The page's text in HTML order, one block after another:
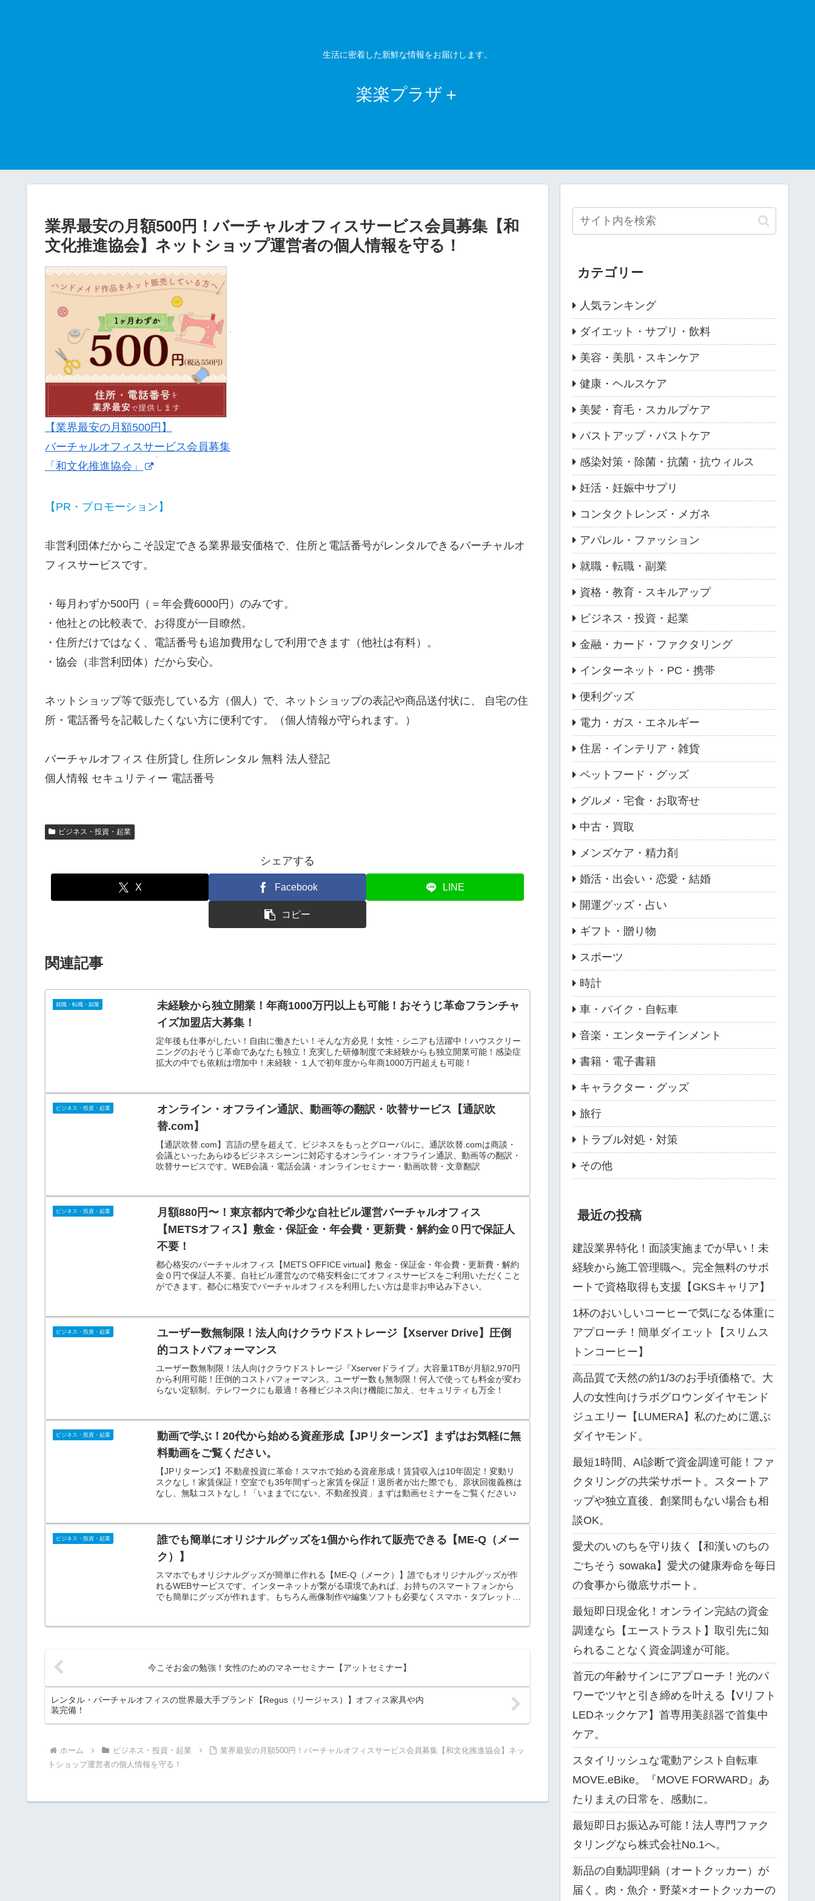
生活に密着した新鮮な情報をお届けします。
楽楽プラザ＋
業界最安の月額500円！バーチャルオフィスサービス会員募集【和
文化推進協会】ネットショップ運営者の個人情報を守る！
【業界最安の月額500円】
バーチャルオフィスサービス会員募集
「和文化推進協会」
【PR・プロモーション】
非営利団体だからこそ設定できる業界最安価格で、住所と電話番号がレンタルできるバーチャルオ
フィスサービスです。
・毎月わずか500円（＝年会費6000円）のみです。
・他社との比較表で、お得度が一目瞭然。
・住所だけではなく、電話番号も追加費用なしで利用できます（他社は有料）。
・協会（非営利団体）だから安心。
ネットショップ等で販売している方（個人）で、ネットショップの表記や商品送付状に、 自宅の住
所・電話番号を記載したくない方に便利です。（個人情報が守られます。）
バーチャルオフィス 住所貸し 住所レンタル 無料 法人登記
個人情報 セキュリティー 電話番号
ビジネス・投資・起業
シェアする
X Facebook LINE
コピー
関連記事
就職・転職・副業
未経験から独立開業！年商1000万円以上も可能！おそうじ革命フランチャ
イズ加盟店大募集！
定年後も仕事がしたい！自由に働きたい！そんな方必見！女性・シニアも活躍中！ハウスクリー
ニングのおそうじ革命であなたも独立！充実した研修制度で未経験からも独立開業可能！感染症
拡大の中でも依頼は増加中！未経験・１人で初年度から年商1000万円超えも可能！
ビジネス・投資・起業
オンライン・オフライン通訳、動画等の翻訳・吹替サービス【通訳吹
替.com】
【通訳吹替.com】言語の壁を超えて、ビジネスをもっとグローバルに。通訳吹替.comは商談・
会議といったあらゆるビジネスシーンに対応するオンライン・オフライン通訳、動画等の翻訳・
吹替サービスです。WEB会議・電話会議・オンラインセミナー・動画吹替・文章翻訳
ビジネス・投資・起業
月額880円〜！東京都内で希少な自社ビル運営バーチャルオフィス
【METSオフィス】敷金・保証金・年会費・更新費・解約金０円で保証人
不要！
都心格安のバーチャルオフィス【METS OFFICE virtual】敷金・保証金・年会費・更新費・解約
金０円で保証人不要。自社ビル運営なので格安料金にてオフィスサービスをご利用いただくこと
ができます。都心に格安でバーチャルオフィスを利用したい方は是非お申込み下さい。
ビジネス・投資・起業
ユーザー数無制限！法人向けクラウドストレージ【Xserver Drive】圧倒
的コストパフォーマンス
ユーザー数無制限！法人向けクラウドストレージ『Xserverドライブ』大容量1TBが月額2,970円
から利用可能！圧倒的コストパフォーマンス。ユーザー数も無制限！何人で使っても料金が変わ
らない定額制。テレワークにも最適！各種ビジネス向け機能に加え、セキュリティも万全！
ビジネス・投資・起業
動画で学ぶ！20代から始める資産形成【JPリターンズ】まずはお気軽に無
料動画をご覧ください。
【JPリターンズ】不動産投資に革命！スマホで始める資産形成！賃貸収入は10年固定！変動リ
スクなし！家賃保証！空室でも35年間ずっと家賃を保証！退所者が出た際でも、原状回復義務は
なし、無駄コストなし！「いままでにない、不動産投資」まずは動画セミナーをご覧ください♪
ビジネス・投資・起業
誰でも簡単にオリジナルグッズを1個から作れて販売できる【ME-Q（メー
ク）】
スマホでもオリジナルグッズが簡単に作れる【ME-Q（メーク）】誰でもオリジナルグッズが作
れるWEBサービスです。インターネットが繋がる環境であれば、お持ちのスマートフォンから
でも簡単にグッズが作れます。もちろん画像制作や編集ソフトも必要なくスマホ・タブレット・
今こそお金の勉強！女性のためのマネーセミナー【アットセミナー】
レンタル・バーチャルオフィスの世界最大手ブランド【Regus（リージャス）】オフィス家具や内
装完備！
ホーム ビジネス・投資・起業
業界最安の月額500円！バーチャルオフィスサービス会員募集【和文化推進協会】ネッ
トショップ運営者の個人情報を守る！
カテゴリー
人気ランキング
ダイエット・サプリ・飲料
美容・美肌・スキンケア
健康・ヘルスケア
美髪・育毛・スカルプケア
バストアップ・バストケア
感染対策・除菌・抗菌・抗ウィルス
妊活・妊娠中サプリ
コンタクトレンズ・メガネ
アパレル・ファッション
就職・転職・副業
資格・教育・スキルアップ
ビジネス・投資・起業
金融・カード・ファクタリング
インターネット・PC・携帯
便利グッズ
電力・ガス・エネルギー
住居・インテリア・雑貨
ペットフード・グッズ
グルメ・宅食・お取寄せ
中古・買取
メンズケア・精力剤
婚活・出会い・恋愛・結婚
開運グッズ・占い
ギフト・贈り物
スポーツ
時計
車・バイク・自転車
音楽・エンターテインメント
書籍・電子書籍
キャラクター・グッズ
旅行
トラブル対処・対策
その他
最近の投稿
建設業界特化！面談実施までが早い！未
経験から施工管理職へ。完全無料のサポ
ートで資格取得も支援【GKSキャリア】
1杯のおいしいコーヒーで気になる体重に
アプローチ！簡単ダイエット【スリムス
トンコーヒー】
高品質で天然の約1/3のお手頃価格で。大
人の女性向けラボグロウンダイヤモンド
ジュエリー【LUMERA】私のために選ぶ
ダイヤモンド。
最短1時間、AI診断で資金調達可能！ファ
クタリングの共栄サポート。スタートア
ップや独立直後、創業間もない場合も相
談OK。
愛犬のいのちを守り抜く【和漢いのちの
ごちそう sowaka】愛犬の健康寿命を毎日
の食事から徹底サポート。
最短即日現金化！オンライン完結の資金
調達なら【エーストラスト】取引先に知
られることなく資金調達が可能。
首元の年齢サインにアプローチ！光のパ
ワーでツヤと引き締めを叶える【Vリフト
LEDネックケア】首専用美顔器で首集中
ケア。
スタイリッシュな電動アシスト自転車
MOVE.eBike。『MOVE FORWARD』あ
たりまえの日常を、感動に。
最短即日お振込み可能！法人専門ファク
タリングなら株式会社No.1へ。
新品の自動調理鍋（オートクッカー）が
届く。肉・魚介・野菜×オートクッカーの